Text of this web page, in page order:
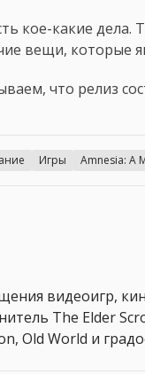
кое-какие дела.
вещи, которые
что релиз
Игры Amnesia: A
видеоигр,
The Elder
Old World и